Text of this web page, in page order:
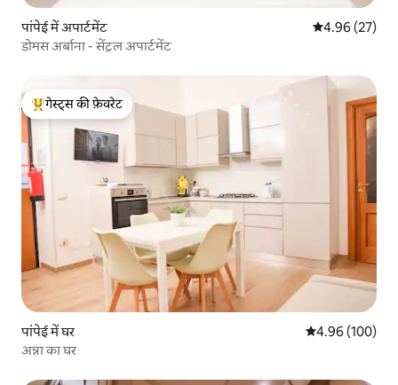
पांपेई में अपार्टमेंट औसत रेटिंग 5 में
4.96 (27)
डोमस अर्बाना - सेंट्रल अपार्टमेंट
गेस्ट्स का टॉप फ़ेवरेट
गेस्ट्स की फ़ेवरेट
पांपेई में घर औसत रेटिंग 5 में से
4.96 (100)
अन्ना का घर